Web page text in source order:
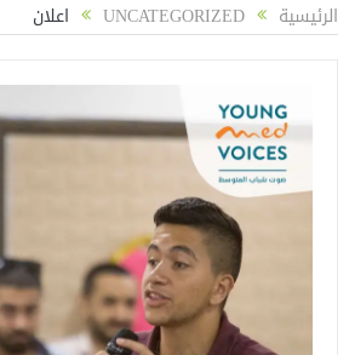
الرئيسية UNCATEGORIZED اعلان